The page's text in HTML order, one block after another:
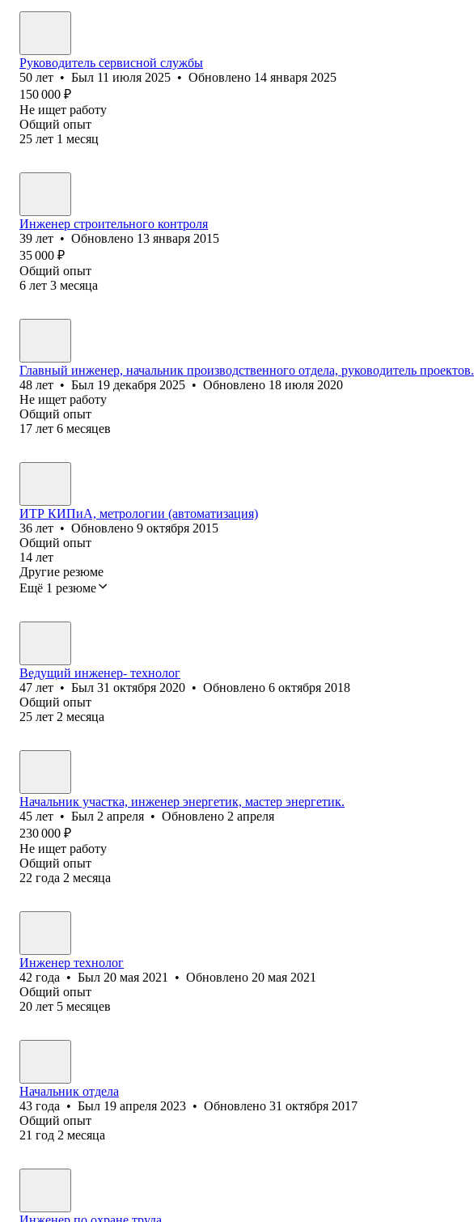
Руководитель сервисной службы
50 лет • Был 11 июля 2025 • Обновлено 14 января 2025
150 000 ₽
Не ищет работу
Общий опыт
25 лет 1 месяц
Инженер строительного контроля
39 лет • Обновлено 13 января 2015
35 000 ₽
Общий опыт
6 лет 3 месяца
Главный инженер, начальник производственного отдела, руководитель проектов.
48 лет • Был 19 декабря 2025 • Обновлено 18 июля 2020
Не ищет работу
Общий опыт
17 лет 6 месяцев
ИТР КИПиА, метрологии (автоматизация)
36 лет • Обновлено 9 октября 2015
Общий опыт
14 лет
Другие резюме
Ещё 1 резюме
Ведущий инженер- технолог
47 лет • Был 31 октября 2020 • Обновлено 6 октября 2018
Общий опыт
25 лет 2 месяца
Начальник участка, инженер энергетик, мастер энергетик.
45 лет • Был 2 апреля • Обновлено 2 апреля
230 000 ₽
Не ищет работу
Общий опыт
22 года 2 месяца
Инженер технолог
42 года • Был 20 мая 2021 • Обновлено 20 мая 2021
Общий опыт
20 лет 5 месяцев
Начальник отдела
43 года • Был 19 апреля 2023 • Обновлено 31 октября 2017
Общий опыт
21 год 2 месяца